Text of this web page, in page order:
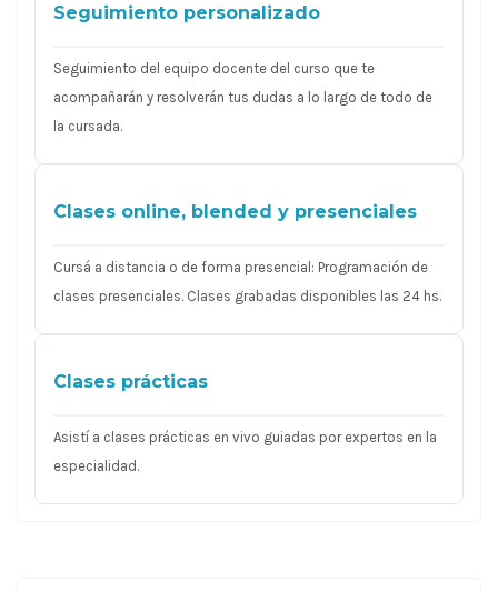
Seguimiento personalizado
Seguimiento del equipo docente del curso que te
acompañarán y resolverán tus dudas a lo largo de todo de
la cursada.
Clases online, blended y presenciales
Cursá a distancia o de forma presencial: Programación de
clases presenciales. Clases grabadas disponibles las 24 hs.
Clases prácticas
Asistí a clases prácticas en vivo guiadas por expertos en la
especialidad.